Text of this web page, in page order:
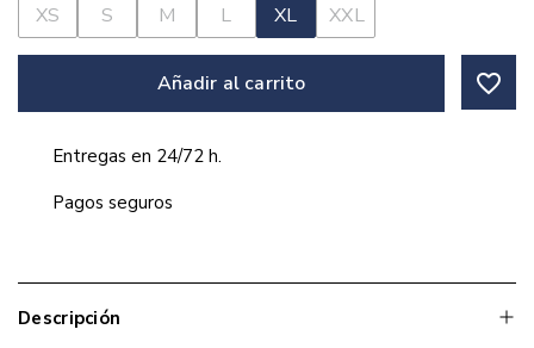
XS S M L XL XXL
Añadir al carrito favorite_border
Entregas en 24/72 h.
Pagos seguros
Descripción